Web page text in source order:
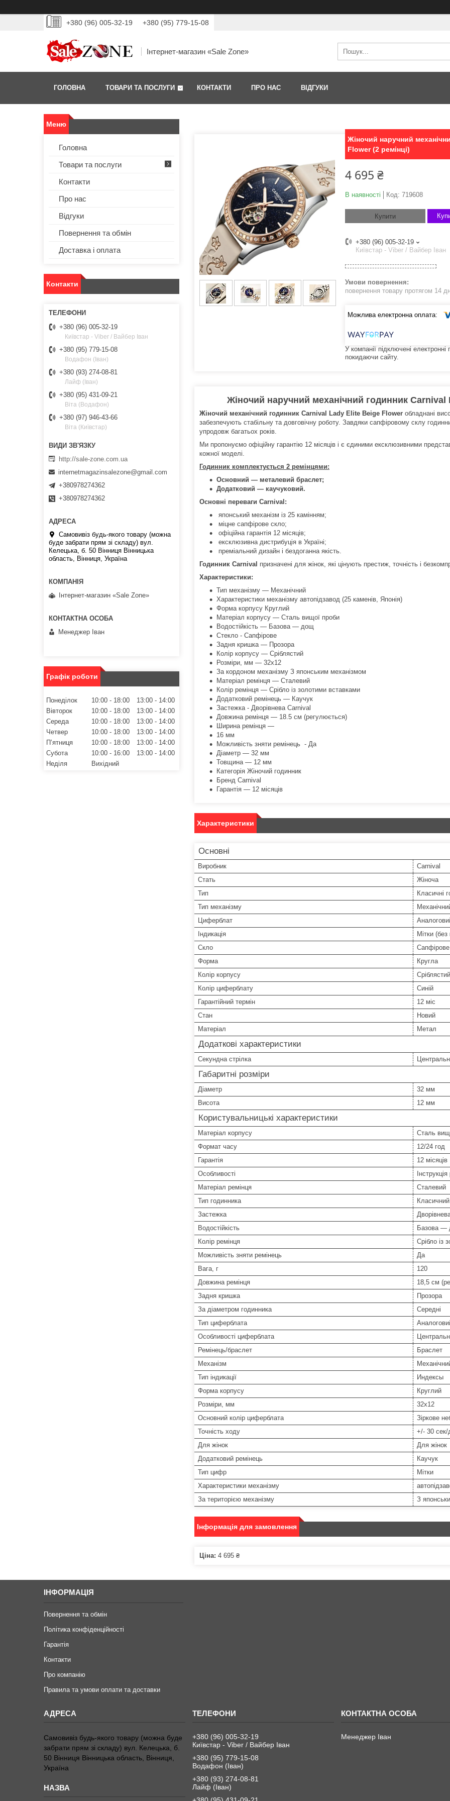
+380 (96) 005-32-19 +380 (95) 779-15-08
Інтернет-магазин «Sale Zone»
ГОЛОВНА ТОВАРИ ТА ПОСЛУГИ КОНТАКТИ ПРО НАС ВІДГУКИ
Жіночий наручний
Flower (2 ремінці)
4 695 ₴
В наявності Код: 719608
Купити
+380 (96) 005-32-19
Київстар - Viber / Вайбер Іван
повернення товару протягом 14
У компанії підключені
покидаючи сайту.
Жіночий наручний механічний годинник Carnival
Жіночий механічний годинник Carnival Lady Elite Beige Flower обладнані
забезпечують стабільну та довговічну роботу. Завдяки сапфіровому склу
упродовж багатьох років.
Ми пропонуємо офіційну гарантію 12 місяців і є єдиними ексклюзивними
кожної моделі.
Годинник комплектується 2 ремінцями:
Основний — металевий браслет;
Додатковий — каучуковий.
Основні переваги Carnival:
японський механізм із 25 камінням;
міцне сапфірове скло;
офіційна гарантія 12 місяців;
ексклюзивна дистрибуція в Україні;
преміальний дизайн і бездоганна якість.
Годинник Carnival призначені для жінок, які цінують престиж, точність і
Характеристики:
Тип механізму — Механічний
Характеристики механізму автопідзавод (25 каменів, Японія)
Форма корпусу Круглий
Матеріал корпусу — Сталь вищої проби
Водостійкість — Базова — дощ
Стекло - Сапфірове
Задня кришка — Прозора
Колір корпусу — Сріблястий
Розміри, мм — 32х12
За кордоном механізму З японським механізмом
Матеріал ремінця — Сталевий
Колір ремінця — Срібло із золотими вставками
Додатковий ремінець — Каучук
Застежка - Дворівнева Carnival
Довжина ремінця — 18.5 см (регулюється)
Ширина ремінця —
16 мм
Можливість зняти ремінець - Да
Діаметр — 32 мм
Товщина — 12 мм
Категорія Жіночий годинник
Бренд Carnival
Гарантія — 12 місяців
Характеристики
Основні
Виробник
Carnival
Стать
Жіноча
Тип
Класичні
Тип механізму
Циферблат
Індикація
Мітки
Скло
Форма
Кругла
Колір корпусу
Сріблястий
Колір циферблату
Синій
Гарантійний термін
12 міс
Стан
Новий
Матеріал
Метал
Додаткові характеристики
Секундна стрілка
Габаритні розміри
Діаметр
32 мм
Висота
12 мм
Користувальницькі характеристики
Матеріал корпусу
Сталь
Формат часу
12/24 год
Гарантія
12 місяців
Особливості
Матеріал ремінця
Сталевий
Тип годинника
Застежка
Водостійкість
Базова —
Колір ремінця
Срібло із
Можливість зняти ремінець
Да
Вага, г
120
Довжина ремінця
18,5 см
Задня кришка
Прозора
За діаметром годинника
Середні
Тип циферблата
Особливості циферблата
Ремінець/браслет
Браслет
Механізм
Тип індикації
Индексы
Форма корпусу
Круглий
Розміри, мм
32х12
Основний колір циферблата
Зіркове
Точність ходу
+/- 30 сек/
Для жінок
Для жінок
Додатковий ремінець
Каучук
Тип цифр
Мітки
Характеристики механізму
За територією механізму
З
Інформація для замовлення
Ціна: 4 695 ₴
Головна
Товари та послуги
Контакти
Про нас
Відгуки
Повернення та обмін
Доставка і оплата
Контакти
+380 (96) 005-32-19
Київстар - Viber / Вайбер Іван
+380 (95) 779-15-08
Водафон (Іван)
+380 (93) 274-08-81
Лайф (Іван)
+380 (95) 431-09-21
Віта (Водафон)
+380 (97) 946-43-66
Віта (Київстар)
http://sale-zone.com.ua
internetmagazinsalezone@gmail.com
+380978274362
+380978274362
Самовивіз будь-якого товару (можна
буде забрати прям зі складу) вул.
Келецька, б. 50 Вінниця Вінницька
область, Вінниця, Україна
Інтернет-магазин «Sale Zone»
Менеджер Іван
Графік роботи
Понеділок 10:00 18:00 13:00
14:00
Вівторок
10:00 18:00 13:00
14:00
Середа
10:00 18:00 13:00
14:00
Четвер
10:00 18:00 13:00
14:00
Пʼятниця
10:00 18:00 13:00
14:00
Субота
10:00 16:00 13:00
14:00
Неділя
Вихідний
ІНФОРМАЦІЯ
Повернення та обмін
Політика конфіденційності
Гарантія
Контакти
Про компанію
Правила та умови оплати та доставки
Самовивіз будь-якого товару (можна буде
забрати прям зі складу) вул. Келецька, б.
50 Вінниця Вінницька область, Вінниця,
Україна
+380 (96) 005-32-19
Київстар - Viber / Вайбер Іван
+380 (95) 779-15-08
Водафон (Іван)
+380 (93) 274-08-81
Лайф (Іван)
Менеджер Іван